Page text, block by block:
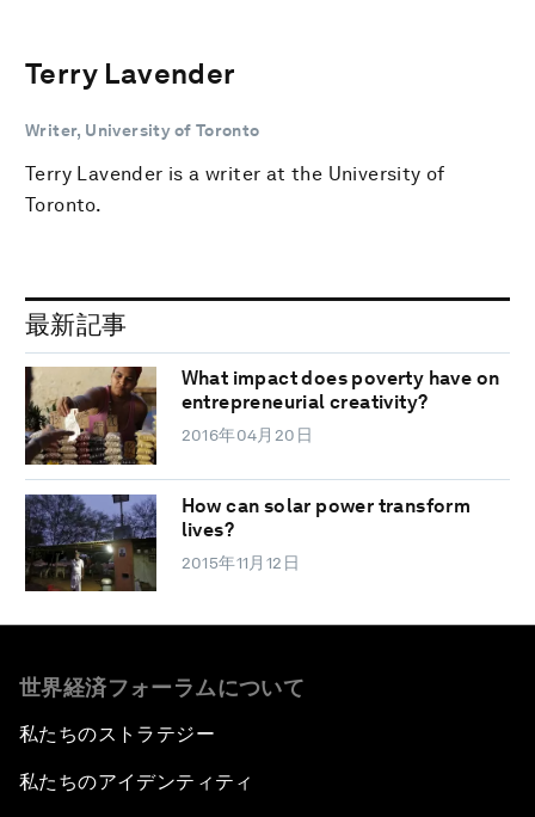
Terry Lavender
Writer, University of Toronto
Terry Lavender is a writer at the University of
Toronto.
最新記事
What impact does poverty have on
entrepreneurial creativity?
2016年04月20日
How can solar power transform
lives?
2015年11月12日
世界経済フォーラムについて
私たちのストラテジー
私たちのアイデンティティ